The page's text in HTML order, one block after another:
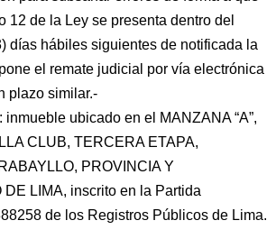
12 de la Ley se presenta dentro del
días hábiles siguientes de notificada la
el remate judicial por vía electrónica
plazo similar.-
ubicado en el MANZANA “A”,
CLUB, TERCERA ETAPA,
PROVINCIA Y
DE LIMA, inscrito en la Partida
de los Registros Públicos de Lima.